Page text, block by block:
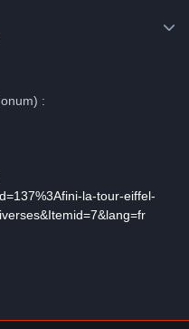
:
la-tour-eiffel-